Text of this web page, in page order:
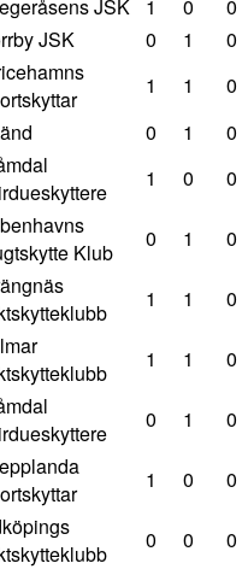
JSK 1 0
0
JSK 0 1
0
1 1
0
0 1
0
1 0 0
Klub
0 1 0
1 1 0
1 1 0
0 1 0
1 0 0
0 0
0